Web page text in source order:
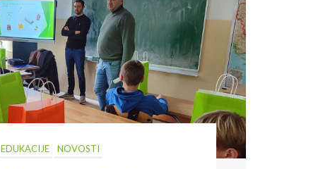
EDUKACIJE NOVOSTI